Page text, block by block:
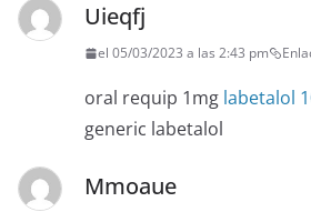
Uieqfj
el 05/03/2023 a las 2:43 pm
oral requip 1mg labetalol
generic labetalol
Mmoaue